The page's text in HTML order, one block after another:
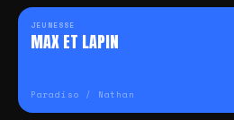
JEUNESSE
MAX ET LAPIN
Paradiso / Nathan